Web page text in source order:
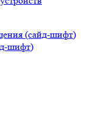
(сайд-шифт)
шифт)